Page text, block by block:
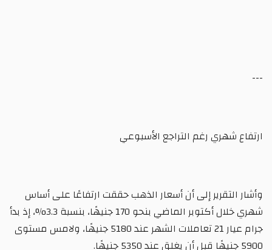
---
ارتفاع شهري رغم التراجع الأسبوعي
وأشار التقرير إلى أن أسعار الذهب حققت ارتفاعًا على أساس
شهري خلال أكتوبر الماضي بنحو 170 جنيهًا، بنسبة 3.3%، إذ بدأ
جرام عيار 21 تعاملات الشهر عند 5180 جنيهًا، ولامس مستوى
5900 جنيهًا قبل أن يغلق عند 5350 جنيهًا.